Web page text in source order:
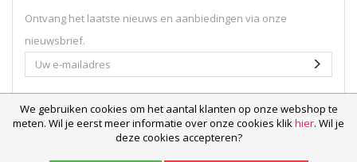
Ontvang het laatste nieuws en aanbiedingen via onze
nieuwsbrief.
Uw
mailadres
Weethoeikheet.nl
We gebruiken cookies om het aantal klanten op onze webshop te
meten. Wil je eerst meer informatie over onze cookies klikhier. Wil je
deze cookies accepteren?